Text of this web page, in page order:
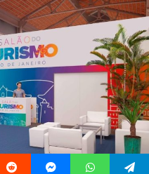
Píer Mauá, no Centro do Rio